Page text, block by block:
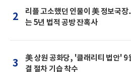
2
리플 고소했던 인물이 美 정보국장
는 5년 법적 공방 잔혹사
3
美 상원 공화당, '클래리티 법안' 9
결 절차 기습 착수